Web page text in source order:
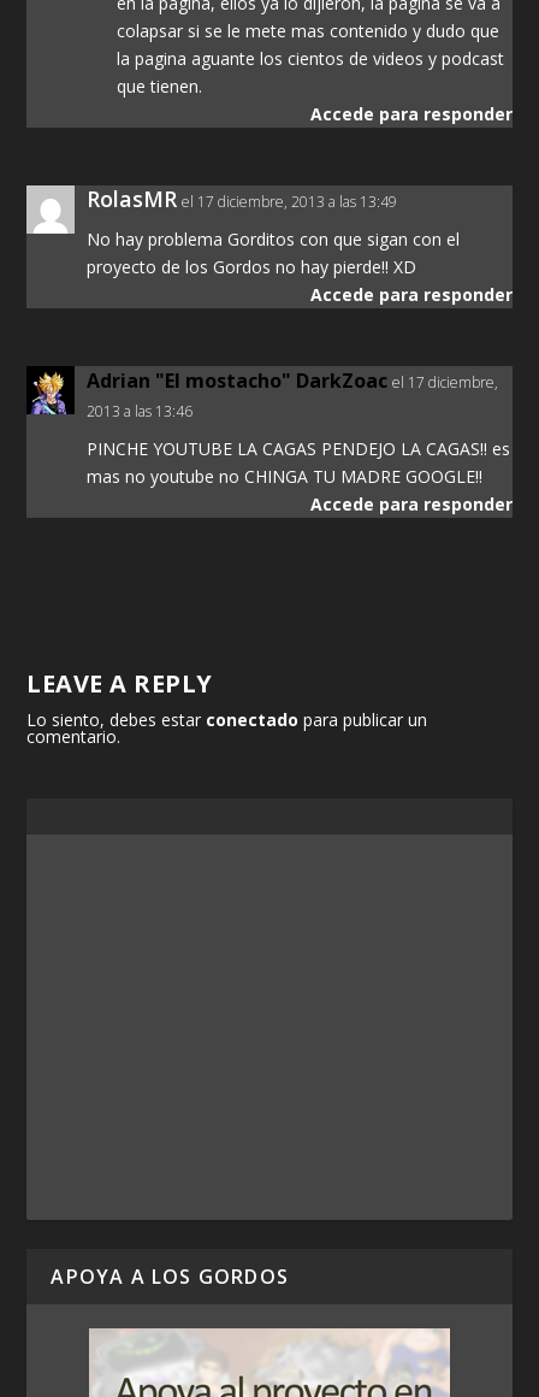
colapsar si se le mete mas contenido y dudo que
la pagina aguante los cientos de videos y podcast
que tienen.
Accede para responder
RolasMR el 17 diciembre, 2013 a las 13:49
No hay problema Gorditos con que sigan con el
proyecto de los Gordos no hay pierde!! XD
Accede para responder
Adrian "El mostacho" DarkZoac el 17 diciembre,
2013 a las 13:46
PINCHE YOUTUBE LA CAGAS PENDEJO LA CAGAS!! es
mas no youtube no CHINGA TU MADRE GOOGLE!!
Accede para responder
LEAVE A REPLY
Lo siento, debes estar conectado para publicar un
comentario.
APOYA A LOS GORDOS